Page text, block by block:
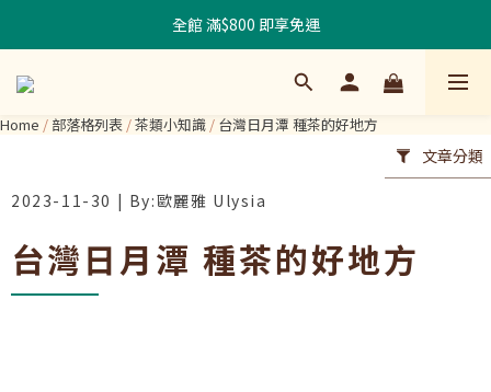
全館 滿$800 即享免運
Home / 部落格列表 /茶類小知識 / 台灣日月潭 種茶的好地方
文章分類
台灣日月潭 種茶的好地方
2023-11-30